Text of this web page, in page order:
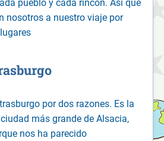
pueblo y cada rincón. Así que
nosotros a nuestro viaje por
por dos razones. Es la
más grande de Alsacia,
nos ha parecido